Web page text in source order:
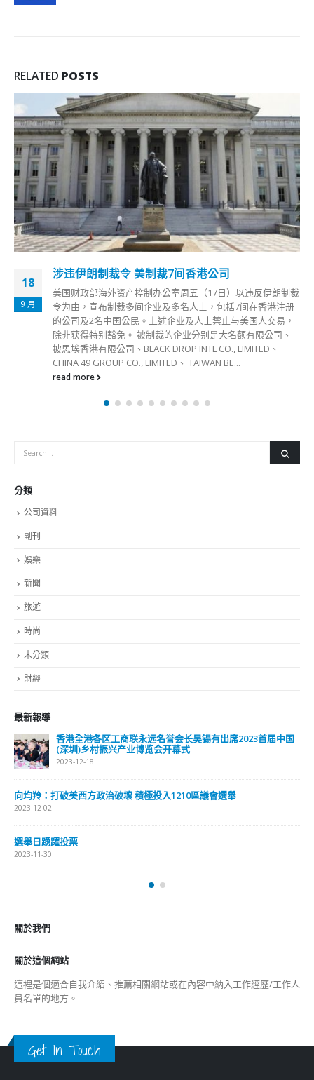
RELATED POSTS
涉违伊朗制裁令 美制裁7间香港公司
美国财政部海外资产控制办公室周五（17日）以违反伊朗制裁
令为由，宣布制裁多间企业及多名人士，包括7间在香港注册
的公司及2名中国公民。上述企业及人士禁止与美国人交易，
除非获得特别豁免。 被制裁的企业分别是大名额有限公司、
披思埃香港有限公司、BLACK DROP INTL CO., LIMITED、
CHINA 49 GROUP CO., LIMITED、 TAIWAN BE...
9 月
分類
公司資料
副刊
娛樂
新聞
旅遊
時尚
未分類
財經
最新報導
香港全港各区工商联永远名誉会长吴锡有出席2023首届中国
(深圳)乡村振兴产业博览会开幕式
2023-12-18
向均羚：打破美西方政治破壞 積極投入1210區議會選舉
2023-12-02
選舉日踴躍投票
2023-11-30
關於我們
關於這個網站
這裡是個適合自我介紹、推薦相關網站或在內容中納入工作經歷/工作人
員名單的地方。
Get In Touch